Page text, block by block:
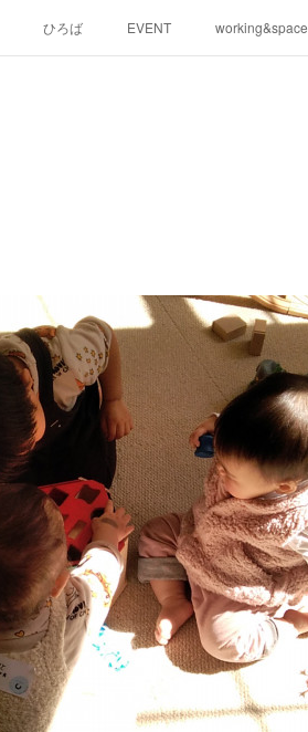
ひろば EVENT working&space